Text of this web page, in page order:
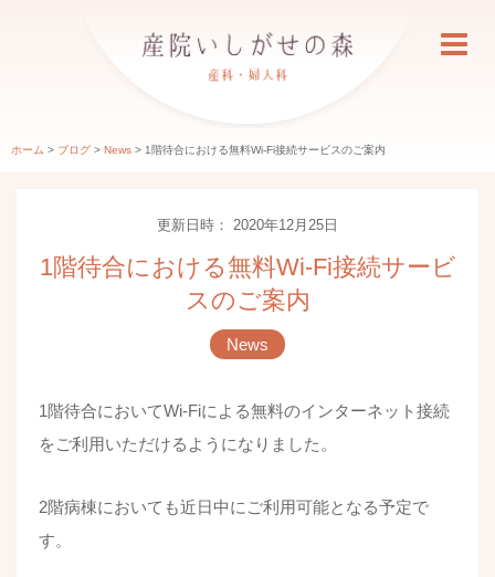
ホーム > ブログ > News > 1階待合における無料Wi-Fi接続サービスのご案内
更新日時： 2020年12月25日
1階待合における無料Wi-Fi接続サービ
スのご案内
News
1階待合においてWi-Fiによる無料のインターネット接続
をご利用いただけるようになりました。
2階病棟においても近日中にご利用可能となる予定で
す。